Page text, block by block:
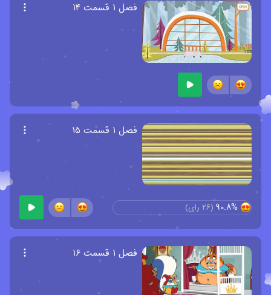
فصل ۱ قسمت ۱۴
فصل ۱ قسمت ۱۵
90.8%
(
26 رای)
فصل ۱ قسمت ۱۶